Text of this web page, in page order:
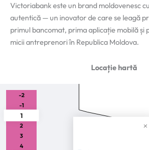
Victoriabank este un brand moldovenesc
autentică — un inovator de care se leagă
primul bancomat, prima aplicație mobilă și
micii antreprenori în Republica Moldova.
Locație hartă
-2
-1
1
2
3
4